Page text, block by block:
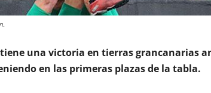
una victoria en tierras grancanarias
en las primeras plazas de la tabla.